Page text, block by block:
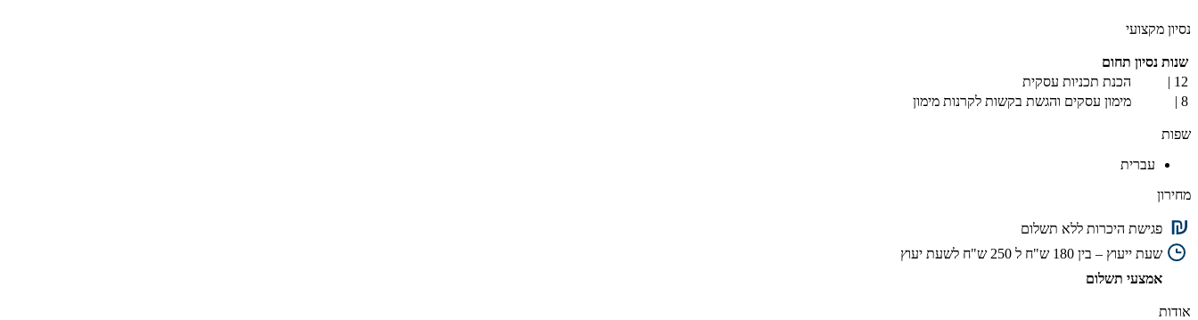
נסיון מקצועי
שנות נסיון תחום
12 |
הכנת תכניות עסקית
8 |
מימון עסקים והגשת בקשות לקרנות מימון
שפות
עברית
מחירון
פגישת היכרות ללא תשלום
שעת ייעוץ – בין 180 ש"ח ל 250 ש"ח לשעת יעוץ
אמצעי תשלום
אודות